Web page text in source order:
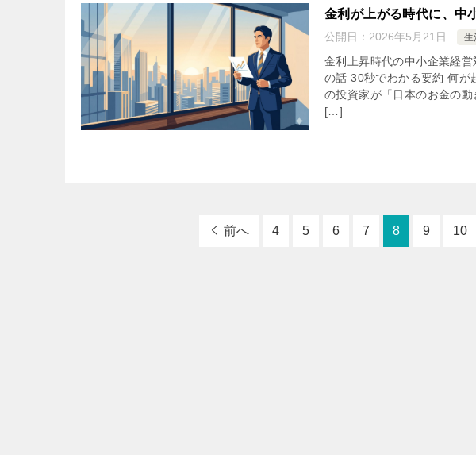
金利が上がる時代に、中
公開日： 2026年5月21日 生
金利上昇時代の中小企業経
の話 30秒でわかる要約 何が
の投資家が「日本のお金の
[…]
前へ 4 5 6 7 8 9 10